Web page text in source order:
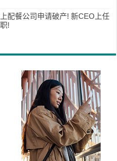
配餐公司申请破产! 新CEO上任
!